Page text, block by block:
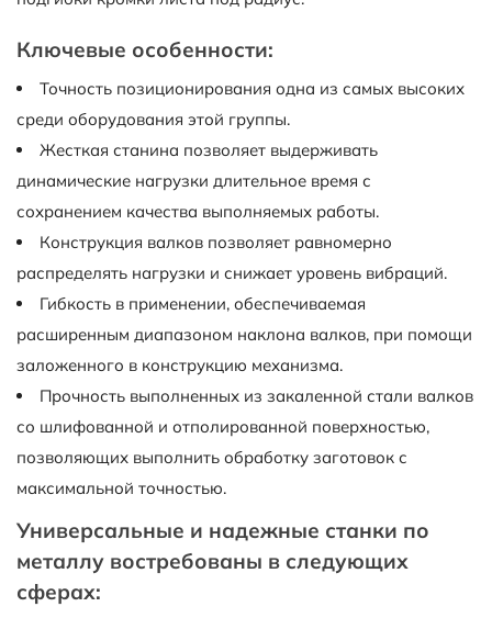
Ключевые особенности:
Точность позиционирования одна из самых высоких
среди оборудования этой группы.
Жесткая станина позволяет выдерживать
динамические нагрузки длительное время с
сохранением качества выполняемых работы.
Конструкция валков позволяет равномерно
распределять нагрузки и снижает уровень вибраций.
Гибкость в применении, обеспечиваемая
расширенным диапазоном наклона валков, при помощи
заложенного в конструкцию механизма.
Прочность выполненных из закаленной стали валков
со шлифованной и отполированной поверхностью,
позволяющих выполнить обработку заготовок с
максимальной точностью.
Универсальные и надежные станки по
металлу востребованы в следующих
сферах: